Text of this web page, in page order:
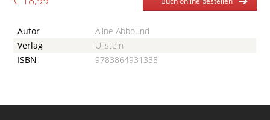
Autor
Aline Abbound
Verlag
Ullstein
ISBN
9783864931338